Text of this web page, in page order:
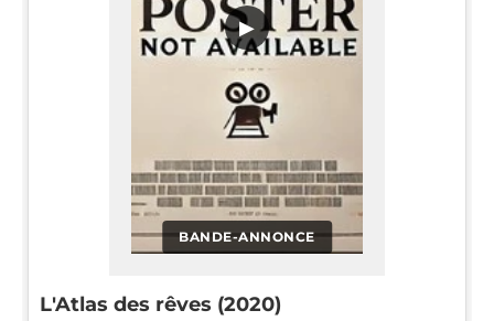
BANDE-ANNONCE
▶
L'Atlas des rêves (2020)